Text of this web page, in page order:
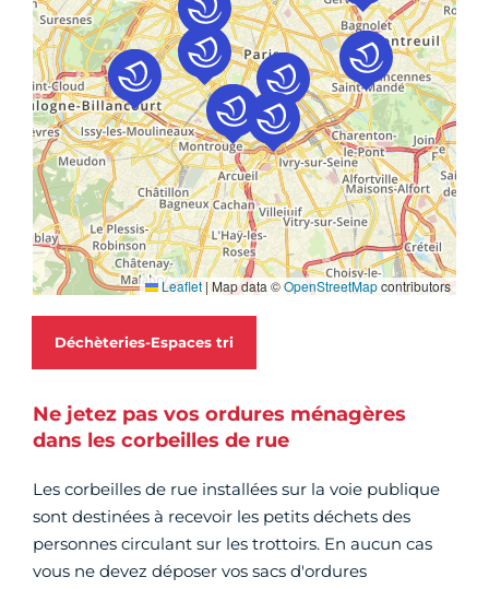
Déchèteries-Espaces tri
Ne jetez pas vos ordures ménagères
dans les corbeilles de rue
Les corbeilles de rue installées sur la voie publique
sont destinées à recevoir les petits déchets des
personnes circulant sur les trottoirs. En aucun cas
vous ne devez déposer vos sacs d'ordures